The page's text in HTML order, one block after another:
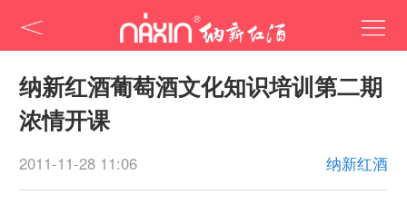
纳新红酒葡萄酒文化知识培训第二期
浓情开课
纳新红酒
2011-11-28 11:06